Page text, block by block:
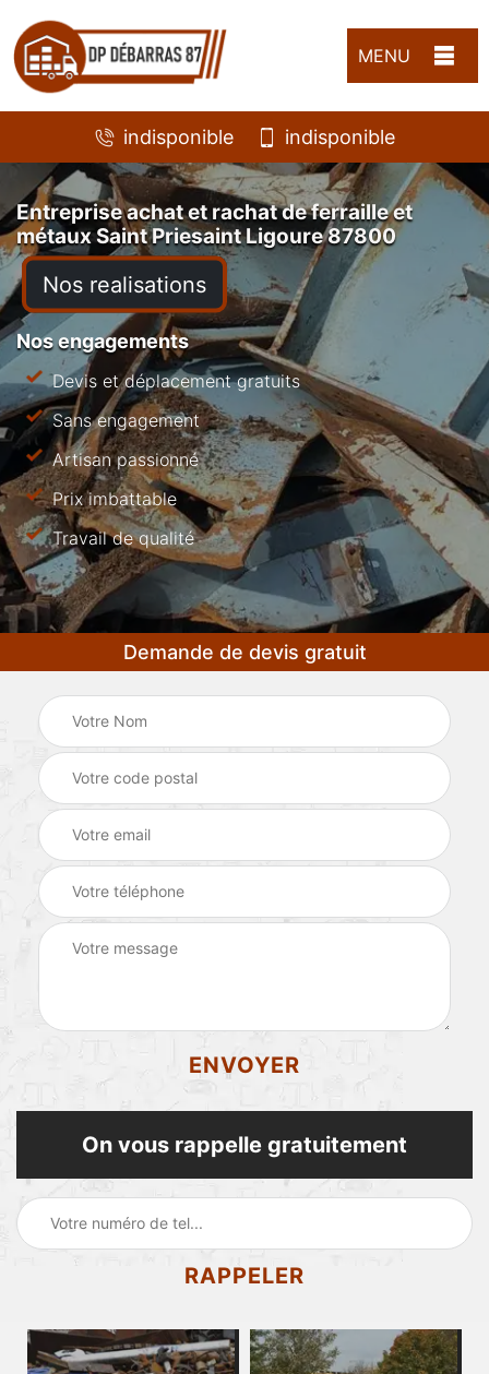
MENU
indisponible indisponible
Entreprise achat et rachat de ferraille et
métaux Saint Priesaint Ligoure 87800
Nos realisations
Nos engagements
Devis et déplacement gratuits
Sans engagement
Artisan passionné
Prix imbattable
Travail de qualité
Demande de devis gratuit
On vous rappelle gratuitement